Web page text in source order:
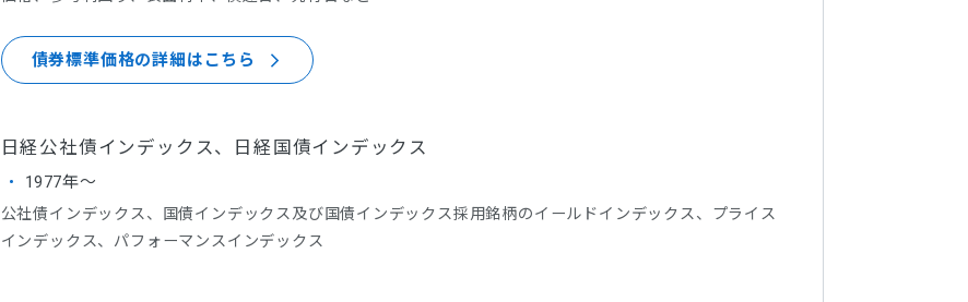
債券標準価格の詳細はこちら
日経公社債インデックス、日経国債インデックス
1977年～
公社債インデックス、国債インデックス及び国債インデックス採用銘柄のイールドインデックス、プライス
インデックス、パフォーマンスインデックス